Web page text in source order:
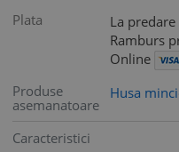
Plata
La predare
Ramburs
Online
Produse
asemanatoare
Husa
Caracteristici